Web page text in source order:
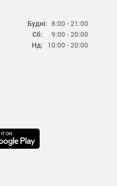
Будні:
Сб:
Нд:
8:00 - 21:00
9:00 - 20:00
10:00 - 20:00